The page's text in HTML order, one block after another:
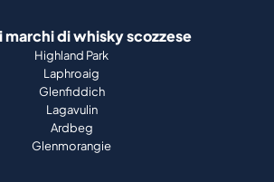
marchi di whisky scozzese
Highland Park
Laphroaig
Glenfiddich
Lagavulin
Ardbeg
Glenmorangie